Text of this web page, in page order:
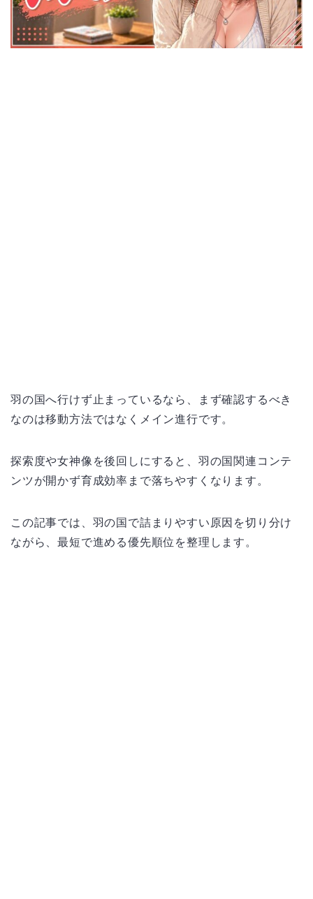
羽の国へ行けず止まっているなら、まず確認するべき
なのは移動方法ではなくメイン進行です。
探索度や女神像を後回しにすると、羽の国関連コンテ
ンツが開かず育成効率まで落ちやすくなります。
この記事では、羽の国で詰まりやすい原因を切り分け
ながら、最短で進める優先順位を整理します。